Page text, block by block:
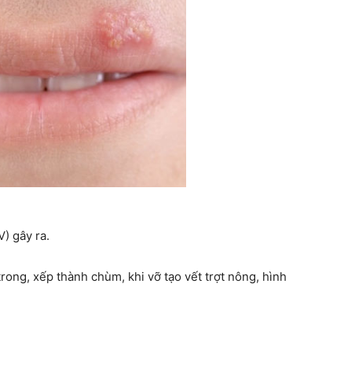
gây ra.
xếp thành chùm, khi vỡ tạo vết trợt nông, hình